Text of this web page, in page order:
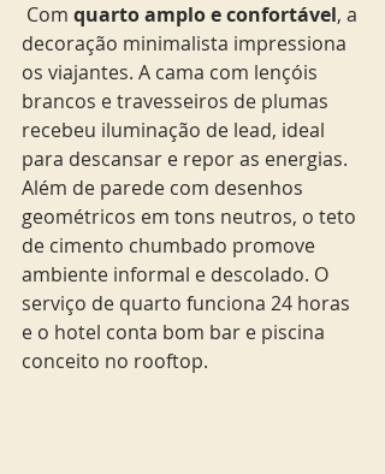
Com quarto amplo e confortável, a
decoração minimalista impressiona
os viajantes. A cama com lençóis
brancos e travesseiros de plumas
recebeu iluminação de lead, ideal
para descansar e repor as energias.
Além de parede com desenhos
geométricos em tons neutros, o teto
de cimento chumbado promove
ambiente informal e descolado. O
serviço de quarto funciona 24 horas
e o hotel conta bom bar e piscina
conceito no rooftop.